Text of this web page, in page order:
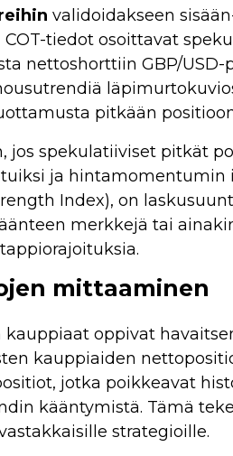
validoidakseen
tiedot osoittavat
nettoshorttiin GBP/USD-
pitkään
jos spekulatiiviset pitkät
ja hintamomentumin
Index), on
merkkejä tai
mittaaminen
kauppiaat oppivat
kauppiaiden
jotka poikkeavat
kääntymistä. Tämä
strategioille.